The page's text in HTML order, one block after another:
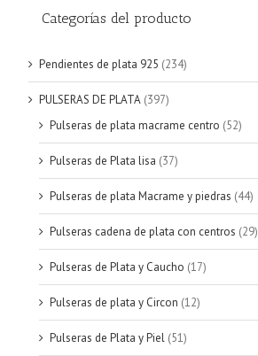
Categorías del producto
Pendientes de plata 925 (234)
PULSERAS DE PLATA (397)
Pulseras de plata macrame centro (52)
Pulseras de Plata lisa (37)
Pulseras de plata Macrame y piedras (44)
Pulseras cadena de plata con centros (29)
Pulseras de Plata y Caucho (17)
Pulseras de plata y Circon (12)
Pulseras de Plata y Piel (51)